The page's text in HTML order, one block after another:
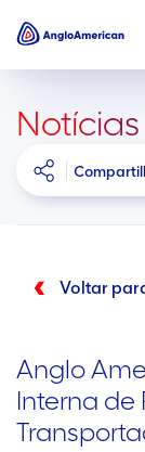
Notícias
Voltar
Anglo
Interna de